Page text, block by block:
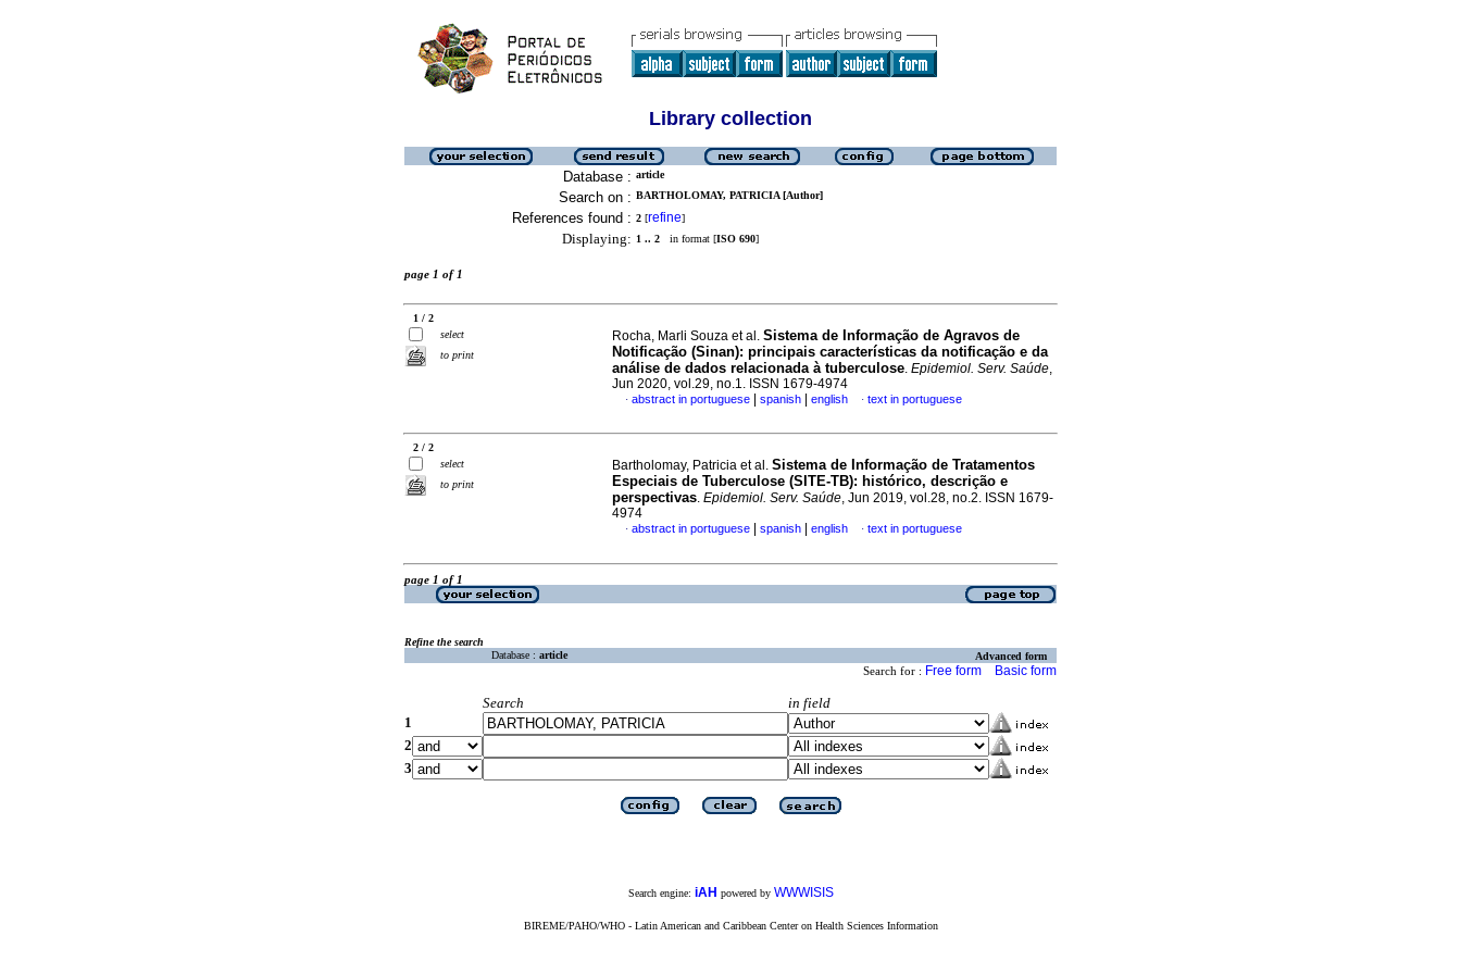
Library collection
Database : article
Search on : BARTHOLOMAY, PATRICIA [Author]
References found : 2 [refine]
Displaying: 1 .. 2 in format [ISO 690]
page 1 of 1
1 / 2
select
to print
Rocha, Marli Souza et al. Sistema de Informação de Agravos de
Notificação (Sinan): principais características da notificação e da
análise de dados relacionada à tuberculose. Epidemiol. Serv. Saúde,
Jun 2020, vol.29, no.1. ISSN 1679-4974
· abstract in portuguese spanish english · text in portuguese
2 / 2
select
to print
Bartholomay, Patricia et al. Sistema de Informação de Tratamentos
Especiais de Tuberculose (SITE-TB): histórico, descrição e
perspectivas. Epidemiol. Serv. Saúde, Jun 2019, vol.28, no.2. ISSN 1679-
4974
· abstract in portuguese spanish english · text in portuguese
page 1 of 1
Refine the search
Database : article Advanced form
Search for : Free form Basic form
Search
in field
1
2
3
Search engine: iAH powered by WWWISIS
BIREME/PAHO/WHO - Latin American and Caribbean Center on Health Sciences Information